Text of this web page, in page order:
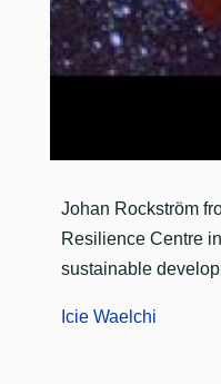
Johan Rockström
Resilience Centre
sustainable
Icie Waelchi